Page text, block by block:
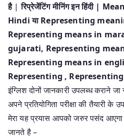
है|रिप्रेजेंटिंग मीनिंग इन हिंदी |
Hindi या Representing
Representing means in
gujarati, Representing
Representing means in
Representing ,
इंग्लिश दोनों जानकारी उपलब्ध कराने
अपने प्रतियोगिता परीक्षा की तैयारी
मेरा यह प्रयास आपको जरुर पसंद
जानते है –